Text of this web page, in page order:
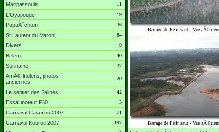
Maripassoula 11
L'Oyapoque 19
PapaÃ¯chton 36
St Laurent du Maroni 84
Divers 9
Belem 40
Suriname 37
AmÃ©rindiens, photos
anciennes
20
Le sentier des Salines 42
Essai moteur P80 3
Carnaval Cayenne 2007 71
Carnaval Kourou 2007 197
Barrage de Petit saut - Vue
Barrage de Petit saut - Vue